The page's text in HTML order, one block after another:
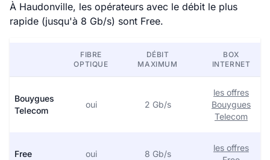
À Haudonville, les opérateurs avec le débit le plus
rapide (jusqu'à 8 Gb/s) sont Free.
FIBRE
OPTIQUE
DÉBIT
MAXIMUM
BOX
INTERNET
Bouygues
Telecom
oui 2 Gb/s
les offres
Bouygues
Telecom
Free oui 8 Gb/s
les offres